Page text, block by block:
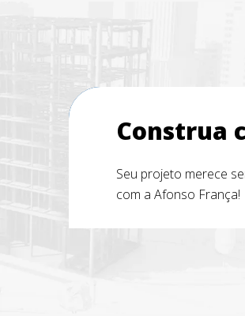
Construa
Seu projeto merece
com a Afonso França!